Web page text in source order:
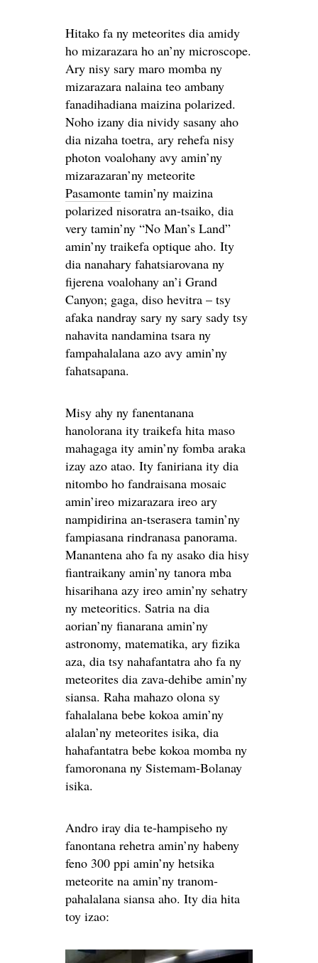
Hitako fa ny meteorites dia amidy
ho mizarazara ho an’ny microscope.
Ary nisy sary maro momba ny
mizarazara nalaina teo ambany
fanadihadiana maizina polarized.
Noho izany dia nividy sasany aho
dia nizaha toetra, ary rehefa nisy
photon voalohany avy amin’ny
mizarazaran’ny meteorite
Pasamonte tamin’ny maizina
polarized nisoratra an-tsaiko, dia
very tamin’ny “No Man’s Land”
amin’ny traikefa optique aho. Ity
dia nanahary fahatsiarovana ny
fijerena voalohany an’i Grand
Canyon; gaga, diso hevitra – tsy
afaka nandray sary ny sary sady tsy
nahavita nandamina tsara ny
fampahalalana azo avy amin’ny
fahatsapana.
Misy ahy ny fanentanana
hanolorana ity traikefa hita maso
mahagaga ity amin’ny fomba araka
izay azo atao. Ity faniriana ity dia
nitombo ho fandraisana mosaic
amin’ireo mizarazara ireo ary
nampidirina an-tserasera tamin’ny
fampiasana rindranasa panorama.
Manantena aho fa ny asako dia hisy
fiantraikany amin’ny tanora mba
hisarihana azy ireo amin’ny sehatry
ny meteoritics. Satria na dia
aorian’ny fianarana amin’ny
astronomy, matematika, ary fizika
aza, dia tsy nahafantatra aho fa ny
meteorites dia zava-dehibe amin’ny
siansa. Raha mahazo olona sy
fahalalana bebe kokoa amin’ny
alalan’ny meteorites isika, dia
hahafantatra bebe kokoa momba ny
famoronana ny Sistemam-Bolanay
isika.
Andro iray dia te-hampiseho ny
fanontana rehetra amin’ny habeny
feno 300 ppi amin’ny hetsika
meteorite na amin’ny tranom-
pahalalana siansa aho. Ity dia hita
toy izao: